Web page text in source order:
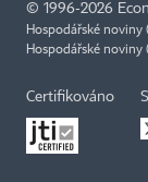
© 1996-2026
Hospodářské
Hospodářské noviny
Certifikováno